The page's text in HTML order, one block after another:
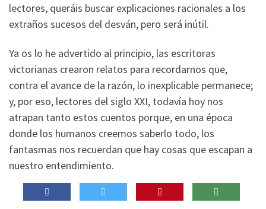
lectores, queráis buscar explicaciones racionales a los
extraños sucesos del desván, pero será inútil.
Ya os lo he advertido al principio, las escritoras
victorianas crearon relatos para recordarnos que,
contra el avance de la razón, lo inexplicable permanece;
y, por eso, lectores del siglo XXI, todavía hoy nos
atrapan tanto estos cuentos porque, en una época
donde los humanos creemos saberlo todo, los
fantasmas nos recuerdan que hay cosas que escapan a
nuestro entendimiento.